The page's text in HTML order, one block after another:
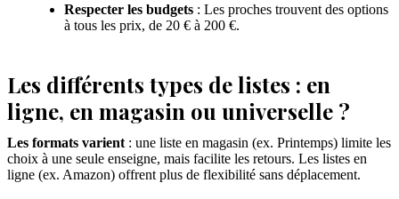
Respecter les budgets : Les proches trouvent des options
à tous les prix, de 20 € à 200 €.
Les différents types de listes : en
ligne, en magasin ou universelle ?
Les formats varient : une liste en magasin (ex. Printemps) limite les
choix à une seule enseigne, mais facilite les retours. Les listes en
ligne (ex. Amazon) offrent plus de flexibilité sans déplacement.